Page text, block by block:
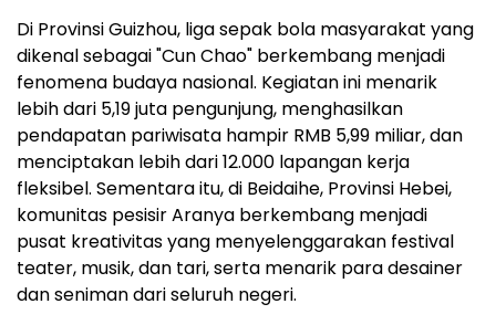
Di Provinsi Guizhou, liga sepak bola masyarakat yang
dikenal sebagai "Cun Chao" berkembang menjadi
fenomena budaya nasional. Kegiatan ini menarik
lebih dari 5,19 juta pengunjung, menghasilkan
pendapatan pariwisata hampir RMB 5,99 miliar, dan
menciptakan lebih dari 12.000 lapangan kerja
fleksibel. Sementara itu, di Beidaihe, Provinsi Hebei,
komunitas pesisir Aranya berkembang menjadi
pusat kreativitas yang menyelenggarakan festival
teater, musik, dan tari, serta menarik para desainer
dan seniman dari seluruh negeri.